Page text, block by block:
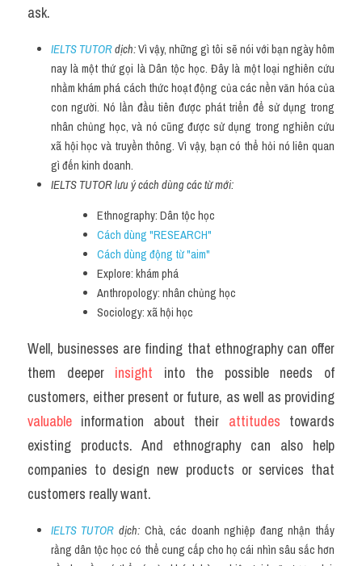
ask.
IELTS TUTOR dịch: Vì vậy, những gì tôi sẽ nói với bạn ngày hôm
nay là một thứ gọi là Dân tộc học. Đây là một loại nghiên cứu
nhằm khám phá cách thức hoạt động của các nền văn hóa của
con người. Nó lần đầu tiên được phát triển để sử dụng trong
nhân chủng học, và nó cũng được sử dụng trong nghiên cứu
xã hội học và truyền thông. Vì vậy, bạn có thể hỏi nó liên quan
gì đến kinh doanh.
IELTS TUTOR lưu ý cách dùng các từ mới:
Ethnography: Dân tộc học
Cách dùng "RESEARCH"
Cách dùng động từ "aim"
Explore: khám phá
Anthropology: nhân chủng học
Sociology: xã hội học
Well, businesses are finding that ethnography can offer
them deeper insight into the possible needs of
valuable information about their attitudes towards
existing products. And ethnography can also help
companies to design new products or services that
customers really want.
IELTS TUTOR dịch: Chà, các doanh nghiệp đang nhận thấy
rằng dân tộc học có thể cung cấp cho họ cái nhìn sâu sắc hơn